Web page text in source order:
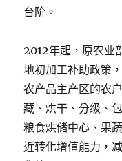
台阶。
2012年起，原农业
地初加工补助政策
农产品主产区的农
藏、烘干、分级、
粮食烘储中心、果
近转化增值能力，